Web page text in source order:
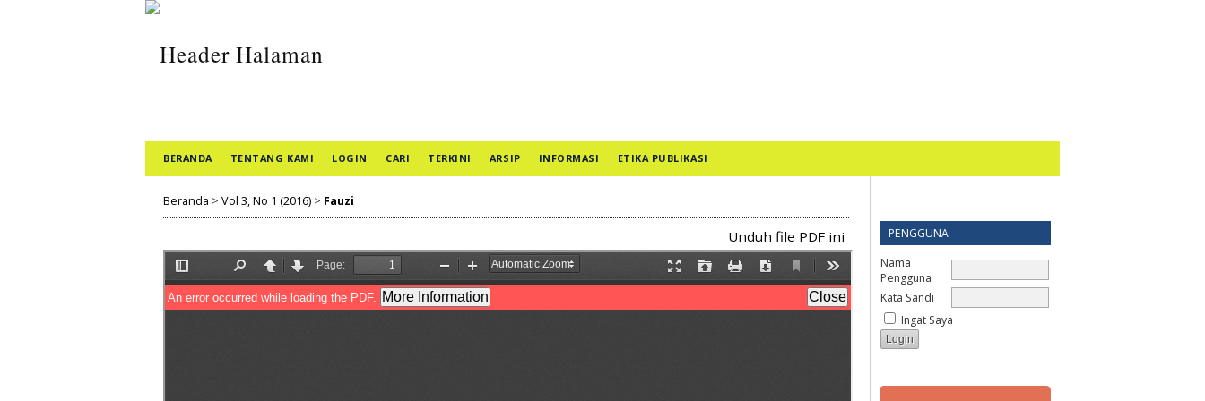
PENGGUNA
Nama
Pengguna
Kata Sandi
Ingat Saya
BERANDA TENTANG KAMI LOGIN CARI TERKINI ARSIP INFORMASI ETIKA PUBLIKASI
Beranda > Vol 3, No 1 (2016) > Fauzi
Unduh file PDF ini